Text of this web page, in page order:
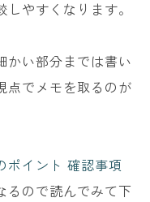
やすくなります。
かい部分までは書い
点でメモを取るのが
ポイント 確認事項
るので読んでみて下